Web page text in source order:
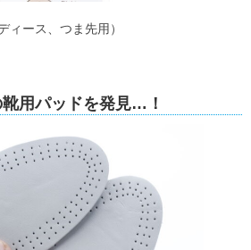
ィース、つま先用）
用パッドを発見…！